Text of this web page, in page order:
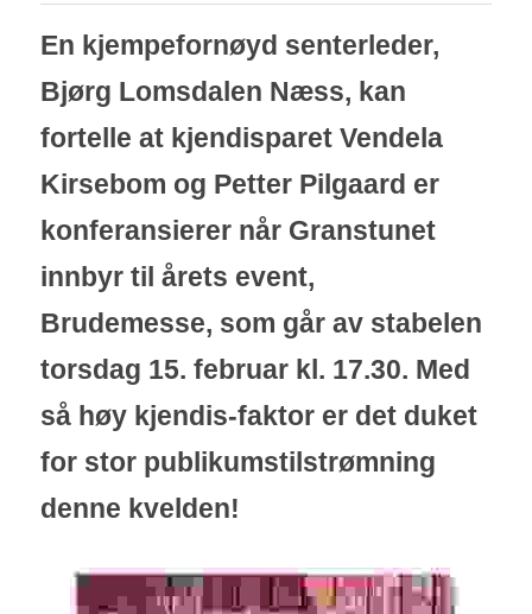
En kjempefornøyd senterleder,
Bjørg Lomsdalen Næss, kan
fortelle at kjendisparet Vendela
Kirsebom og Petter Pilgaard er
konferansierer når Granstunet
innbyr til årets event,
Brudemesse, som går av stabelen
torsdag 15. februar kl. 17.30. Med
så høy kjendis-faktor er det duket
for stor publikumstilstrømning
denne kvelden!